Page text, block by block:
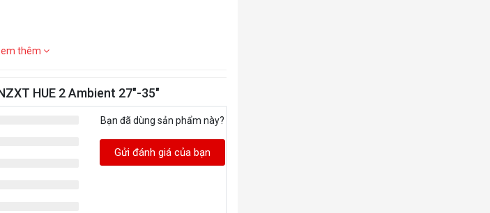
thêm
HUE 2 Ambient 27"-35"
Bạn đã dùng sản phẩm này?
Gửi đánh giá của bạn